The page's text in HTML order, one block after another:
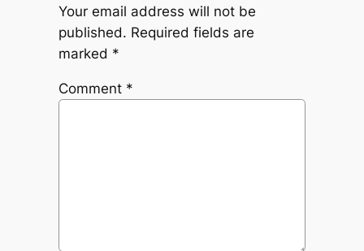
Your email address will not be
published. Required fields are
marked *
Comment *